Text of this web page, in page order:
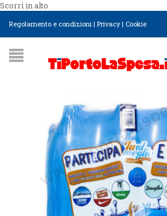
Scorri in alto
Regolamento e condizioni | Privacy| Cookie